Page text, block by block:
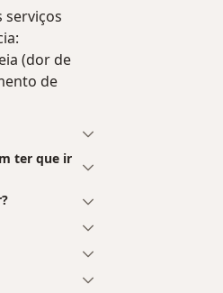
serviços
(dor de
de
ter que ir